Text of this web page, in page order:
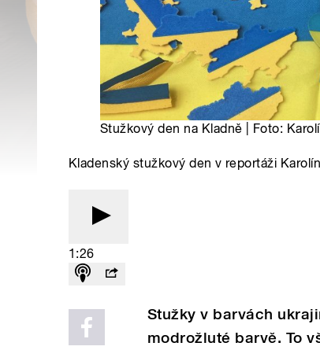
Stužkový den na Kladně | Foto:
Kladenský stužkový den v reportáži
1:26
Stužky v barvách
modrožluté barvě. To